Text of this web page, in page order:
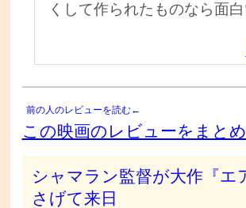
くして作られたものなら面白
前の人のレビューを読む←
この映画のレビューをまと
シャマラン監督が大作『エ
さげて来日